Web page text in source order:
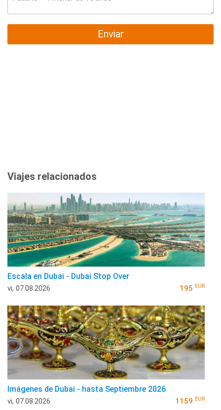
Enviar
Viajes relacionados
Escala en Dubai - Dubai Stop Over
vi, 07.08.2026 195 EUR
Imágenes de Dubai - hasta Septiembre 2026
vi, 07.08.2026 1159 EUR